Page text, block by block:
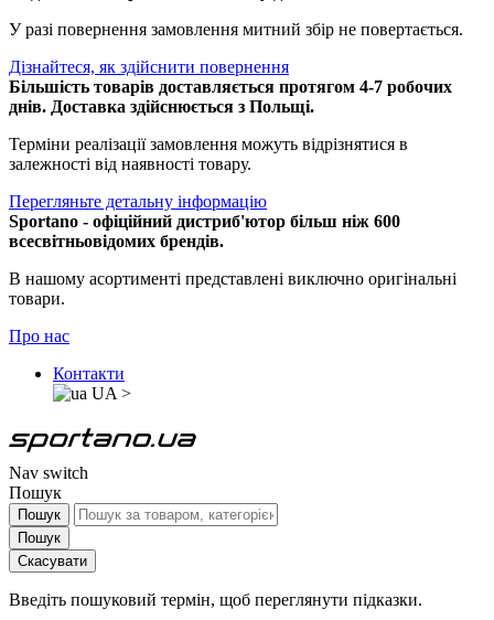
У разі повернення замовлення митний збір не повертається.
Дізнайтеся, як здійснити повернення
Більшість товарів доставляється протягом 4-7 робочих
днів. Доставка здійснюється з Польщі.
Терміни реалізації замовлення можуть відрізнятися в
залежності від наявності товару.
Перегляньте детальну інформацію
Sportano - офіційний дистриб'ютор більш ніж 600
всесвітньовідомих брендів.
В нашому асортименті представлені виключно оригінальні
товари.
Про нас
Контакти
UA >
Nav switch
Пошук
Пошук
Пошук
Скасувати
Введіть пошуковий термін, щоб переглянути підказки.